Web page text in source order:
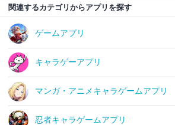
関連するカテゴリからアプリを探す
ゲームアプリ
キャラゲーアプリ
マンガ・アニメキャラゲームアプリ
忍者キャラゲームアプリ